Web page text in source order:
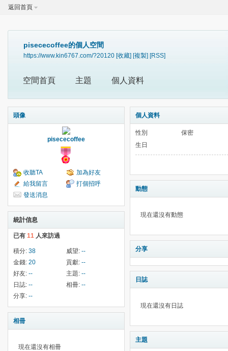
返回首頁
pisececoffee的個人空間
https://www.kin6767.com/?20120 [收藏] [複製] [RSS]
空間首頁 主題 個人資料
頭像
pisececoffee
收聽TA
加為好友
給我留言
打個招呼
發送消息
統計信息
已有 11 人來訪過
積分: 38 威望: --
金錢: 20 貢獻: --
好友: -- 主題: --
日誌: -- 相冊: --
分享: --
相冊
現在還沒有相冊
個人資料
性別
保密
生日
動態
現在還沒有動態
分享
日誌
現在還沒有日誌
主題